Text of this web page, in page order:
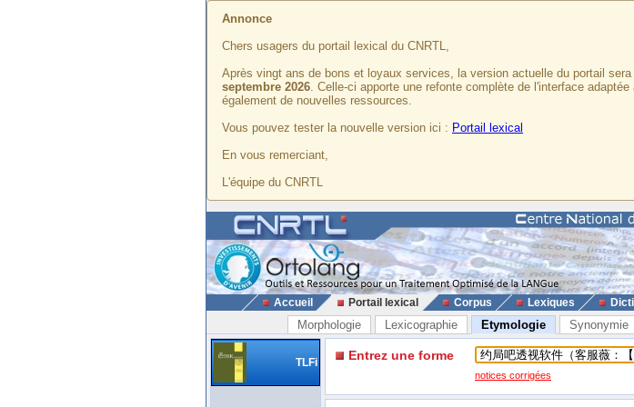
Annonce
Chers usagers du portail lexical du CNRTL,
Après vingt ans de bons et loyaux services, la version actuelle du portail
septembre 2026. Celle-ci apporte une refonte complète de l'interface
également de nouvelles ressources.
Vous pouvez tester la nouvelle version ici : Portail lexical
En vous remerciant,
L'équipe du CNRTL
Accueil Portail lexical Corpus Lexiques
Morphologie Lexicographie Etymologie Synonymie
TLFi Entrez une forme
notices corrigées